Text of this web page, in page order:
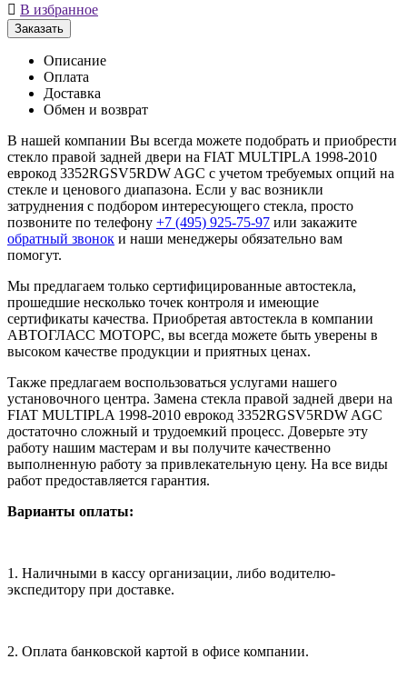
 В избранное
Заказать
Описание
Оплата
Доставка
Обмен и возврат
В нашей компании Вы всегда можете подобрать и приобрести
стекло правой задней двери на FIAT MULTIPLA 1998-2010
еврокод 3352RGSV5RDW AGC с учетом требуемых опций на
стекле и ценового диапазона. Если у вас возникли
затруднения с подбором интересующего стекла, просто
позвоните по телефону +7 (495) 925-75-97 или закажите
обратный звонок и наши менеджеры обязательно вам
помогут.
Мы предлагаем только сертифицированные автостекла,
прошедшие несколько точек контроля и имеющие
сертификаты качества. Приобретая автостекла в компании
АВТОГЛАСС МОТОРС, вы всегда можете быть уверены в
высоком качестве продукции и приятных ценах.
Также предлагаем воспользоваться услугами нашего
установочного центра. Замена стекла правой задней двери на
FIAT MULTIPLA 1998-2010 еврокод 3352RGSV5RDW AGC
достаточно сложный и трудоемкий процесс. Доверьте эту
работу нашим мастерам и вы получите качественно
выполненную работу за привлекательную цену. На все виды
работ предоставляется гарантия.
Варианты оплаты:
1. Наличными в кассу организации, либо водителю-
экспедитору при доставке.
2. Оплата банковской картой в офисе компании.